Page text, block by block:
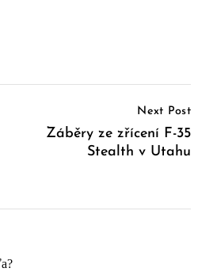
Next Post
Záběry ze zřícení F-35
Stealth v Utahu